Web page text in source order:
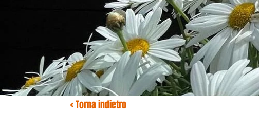
< Torna indietro